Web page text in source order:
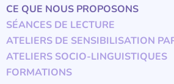
CE QUE NOUS PROPOSONS
SÉANCES DE LECTURE
ATELIERS DE SENSIBILISATION
ATELIERS SOCIO-LINGUISTIQUES
FORMATIONS